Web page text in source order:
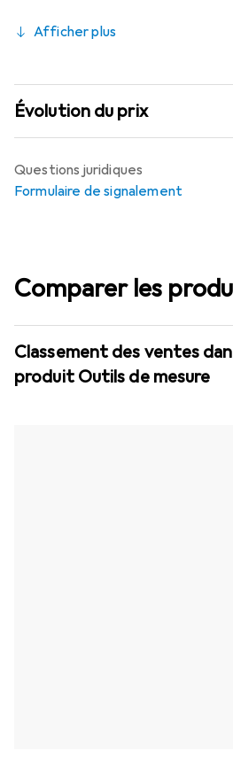
Afficher plus
Évolution du prix
Questions juridiques
Formulaire de signalement
Comparer les
Classement des ventes
produit Outils de mesure